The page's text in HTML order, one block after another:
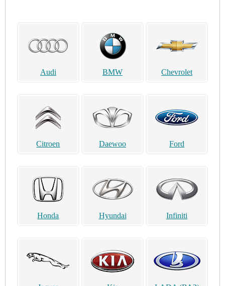
Audi BMW Chevrolet
Citroen Daewoo Ford
Honda Hyundai Infiniti